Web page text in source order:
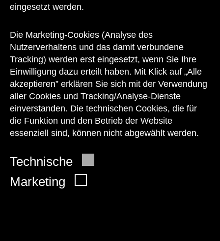
eingesetzt werden.
Die Marketing-Cookies (Analyse des
Nutzerverhaltens und das damit verbundene
Tracking) werden erst eingesetzt, wenn Sie Ihre
Einwilligung dazu erteilt haben. Mit Klick auf „Alle
akzeptieren” erklären Sie sich mit der Verwendung
aller Cookies und Tracking/Analyse-Dienste
einverstanden. Die technischen Cookies, die für
die Funktion und den Betrieb der Website
essenziell sind, können nicht abgewählt werden.
Technische
Marketing
zu den Öffnungszeiten des Museums
auch telefonisch zur Verfügung:
+43 1 505 87 47 85173
service@wienmuseum.at
© 2026 Wien Museum